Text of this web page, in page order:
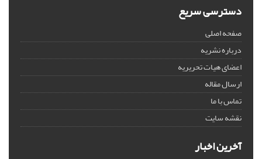
دسترسی سریع
صفحه اصلی
درباره نشریه
اعضای هیات تحریریه
ارسال مقاله
تماس با ما
نقشه سایت
آخرین اخبار